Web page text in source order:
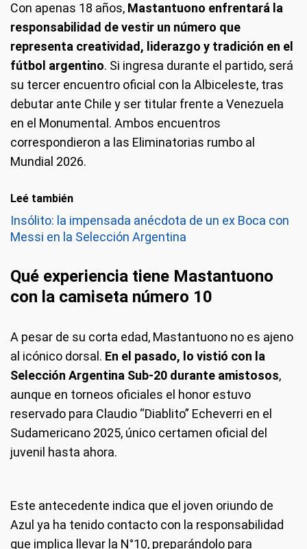
Con apenas 18 años, Mastantuono enfrentará la
responsabilidad de vestir un número que
representa creatividad, liderazgo y tradición en el
fútbol argentino. Si ingresa durante el partido, será
su tercer encuentro oficial con la Albiceleste, tras
debutar ante Chile y ser titular frente a Venezuela
en el Monumental. Ambos encuentros
correspondieron a las Eliminatorias rumbo al
Mundial 2026.
Leé también
Insólito: la impensada anécdota de un ex Boca con
Messi en la Selección Argentina
Qué experiencia tiene Mastantuono
con la camiseta número 10
A pesar de su corta edad, Mastantuono no es ajeno
al icónico dorsal. En el pasado, lo vistió con la
Selección Argentina Sub-20 durante amistosos,
aunque en torneos oficiales el honor estuvo
reservado para Claudio “Diablito” Echeverri en el
Sudamericano 2025, único certamen oficial del
juvenil hasta ahora.
Este antecedente indica que el joven oriundo de
Azul ya ha tenido contacto con la responsabilidad
que implica llevar la N°10, preparándolo para